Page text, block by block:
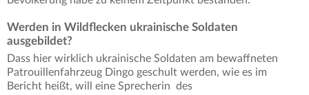
Werden in Wildflecken ukrainische Soldaten
ausgebildet?
Dass hier wirklich ukrainische Soldaten am bewaffneten
Patrouillenfahrzeug Dingo geschult werden, wie es im
Bericht heißt, will eine Sprecherin des